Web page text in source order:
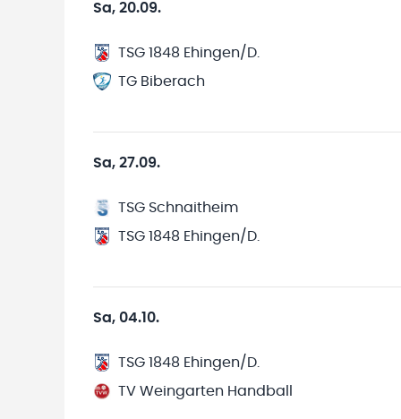
Sa, 20.09.
TSG 1848 Ehingen/D.
TG Biberach
Sa, 27.09.
TSG Schnaitheim
TSG 1848 Ehingen/D.
Sa, 04.10.
TSG 1848 Ehingen/D.
TV Weingarten Handball